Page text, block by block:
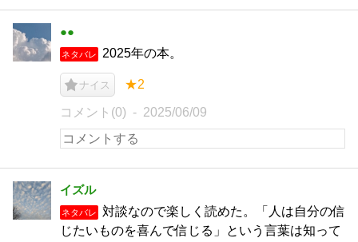
●●
ネタバレ 2025年の本。
ナイス ★2
コメント(0) 2025/06/09
イズル
ネタバレ
対談なので楽しく読めた。「人は自分の信
じたいものを喜んで信じる」という言葉は知って